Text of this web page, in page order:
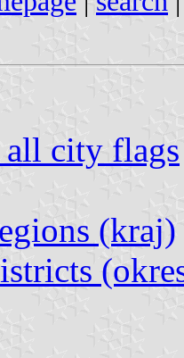
city flags
(kraj)